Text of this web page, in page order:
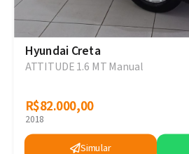
Hyundai Creta
ATTITUDE 1.6 MT Manual
R$82.000,00
R$82.000,00
2018
Simular